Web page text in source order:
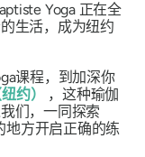
Yoga 正在全
生活，成为纽约
课程，到加深你
约）
，这种瑜伽
们，一同探索
地方开启正确的练